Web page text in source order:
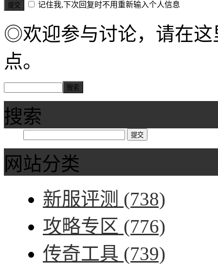
记住我,下次回复时不用重新输入个人信息
◎欢迎参与讨论，请在这
点。
搜索
网站分类
新服评测 (738)
攻略专区 (776)
传奇工具 (739)